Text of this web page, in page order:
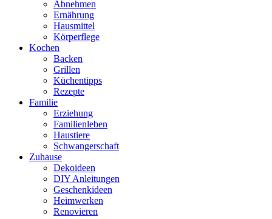
Abnehmen
Ernährung
Hausmittel
Körperflege
Kochen
Backen
Grillen
Küchentipps
Rezepte
Familie
Erziehung
Familienleben
Haustiere
Schwangerschaft
Zuhause
Dekoideen
DIY Anleitungen
Geschenkideen
Heimwerken
Renovieren